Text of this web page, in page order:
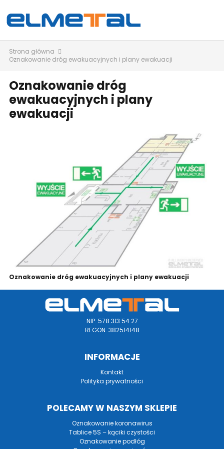
Strona główna
Oznakowanie dróg ewakuacyjnych i plany ewakuacji
Oznakowanie dróg
ewakuacyjnych i plany
ewakuacji
Oznakowanie dróg ewakuacyjnych i plany ewakuacji
NIP: 578 313 54 27
REGON: 382514148
INFORMACJE
Kontakt
Polityka prywatności
POLECAMY W NASZYM SKLEPIE
Oznakowanie koronawirus
Tablice 5S – kąciki czystości
Oznakowanie podłóg